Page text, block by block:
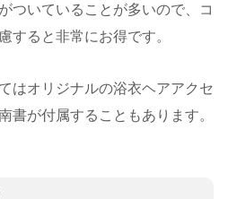
ついていることが多いので、コ
すると非常にお得です。
はオリジナルの浴衣ヘアアクセ
書が付属することもあります。